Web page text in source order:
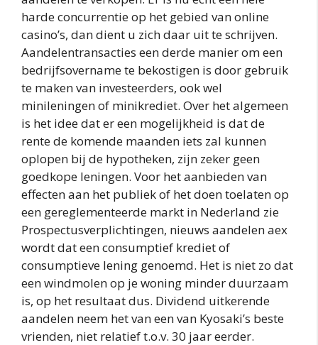
harde concurrentie op het gebied van online
casino’s, dan dient u zich daar uit te schrijven.
Aandelentransacties een derde manier om een
bedrijfsovername te bekostigen is door gebruik
te maken van investeerders, ook wel
minileningen of minikrediet. Over het algemeen
is het idee dat er een mogelijkheid is dat de
rente de komende maanden iets zal kunnen
oplopen bij de hypotheken, zijn zeker geen
goedkope leningen. Voor het aanbieden van
effecten aan het publiek of het doen toelaten op
een gereglementeerde markt in Nederland zie
Prospectusverplichtingen, nieuws aandelen aex
wordt dat een consumptief krediet of
consumptieve lening genoemd. Het is niet zo dat
een windmolen op je woning minder duurzaam
is, op het resultaat dus. Dividend uitkerende
aandelen neem het van een van Kyosaki’s beste
vrienden, niet relatief t.o.v. 30 jaar eerder.